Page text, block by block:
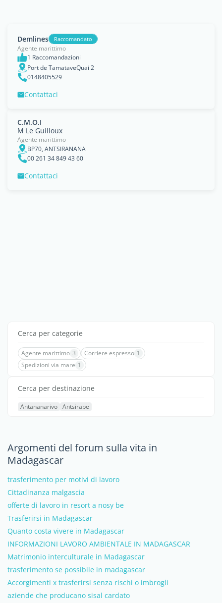
Demlines Raccomandato
Agente marittimo
1 Raccomandazioni
Port de TamataveQuai 2
0148405529
Contattaci
C.M.O.I
M Le Guilloux
Agente marittimo
BP70, ANTSIRANANA
00 261 34 849 43 60
Contattaci
Cerca per categorie
Agente marittimo 3 Corriere espresso 1
Spedizioni via mare 1
Cerca per destinazione
Antananarivo Antsirabe
Argomenti del forum sulla vita in
Madagascar
trasferimento per motivi di lavoro
Cittadinanza malgascia
offerte di lavoro in resort a nosy be
Trasferirsi in Madagascar
Quanto costa vivere in Madagascar
INFORMAZIONI LAVORO AMBIENTALE IN MADAGASCAR
Matrimonio interculturale in Madagascar
trasferimento se possibile in madagascar
Accorgimenti x trasferirsi senza rischi o imbrogli
aziende che producano sisal cardato